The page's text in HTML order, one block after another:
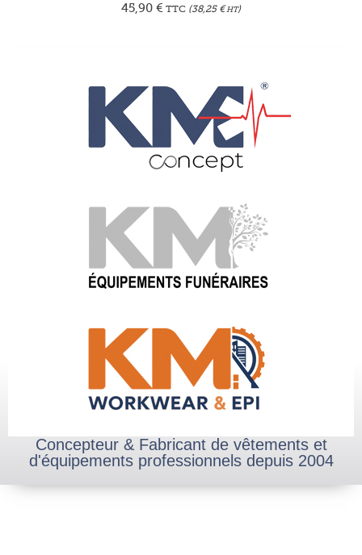
45,90 € TTC (38,25 €HT)
Concepteur & Fabricant de vêtements et
d'équipements professionnels depuis 2004